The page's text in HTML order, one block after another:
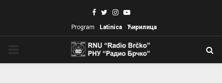
Facebook
TwitterInstagram
Youtube
Program Latinica Ћирилица